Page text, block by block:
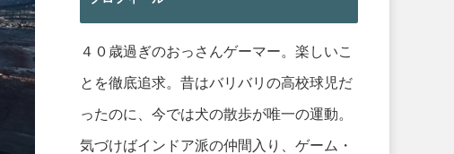
４０歳過ぎのおっさんゲーマー。楽しいこ
とを徹底追求。昔はバリバリの高校球児だ
ったのに、今では犬の散歩が唯一の運動。
気づけばインドア派の仲間入り、ゲーム・